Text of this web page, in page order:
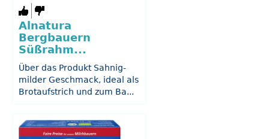
Alnatura
Bergbauern
Süßrahm...
Über das Produkt Sahnig-
milder Geschmack, ideal als
Brotaufstrich und zum Ba...